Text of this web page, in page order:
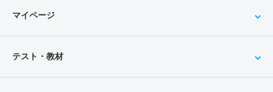
マイページ
テスト・教材